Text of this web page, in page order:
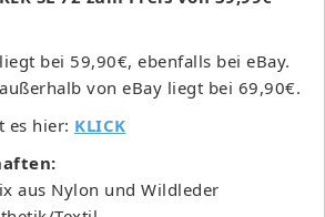
bei 59,90€, ebenfalls bei eBay.
von eBay liegt bei 69,90€.
es hier: KLICK
aus Nylon und Wildleder